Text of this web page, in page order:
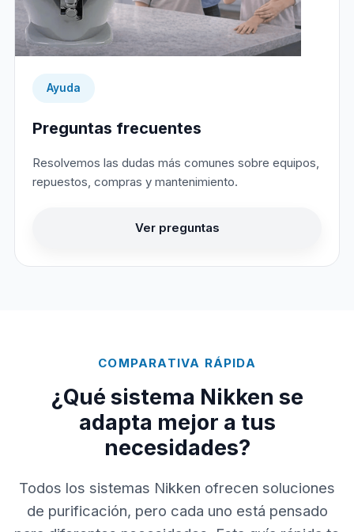
Ayuda
Preguntas frecuentes
Resolvemos las dudas más comunes sobre equipos,
repuestos, compras y mantenimiento.
Ver preguntas
COMPARATIVA RÁPIDA
¿Qué sistema Nikken se
adapta mejor a tus
necesidades?
Todos los sistemas Nikken ofrecen soluciones
de purificación, pero cada uno está pensado